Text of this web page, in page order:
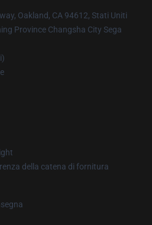
Oakland, CA 94612, Stati Uniti
Province Changsha City Sega
della catena di fornitura